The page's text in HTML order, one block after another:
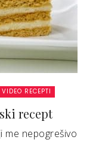
VIDEO RECEPTI
recept
me nepogrešivo